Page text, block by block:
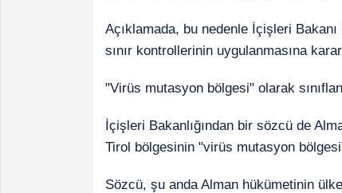
Açıklamada, bu nedenle İçişleri
sınır kontrollerinin uygulanmasına
"Virüs mutasyon bölgesi" olarak
İçişleri Bakanlığından bir sözcü de
Tirol bölgesinin "virüs mutasyon
Sözcü, şu anda Alman hükümetinin